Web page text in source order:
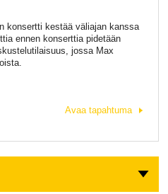
konsertti kestää väliajan kanssa
ennen konserttia pidetään
jossa Max
Avaa tapahtuma